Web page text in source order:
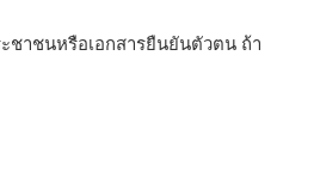
ชาชนหรือเอกสารยืนยันตัวตน ถ้า